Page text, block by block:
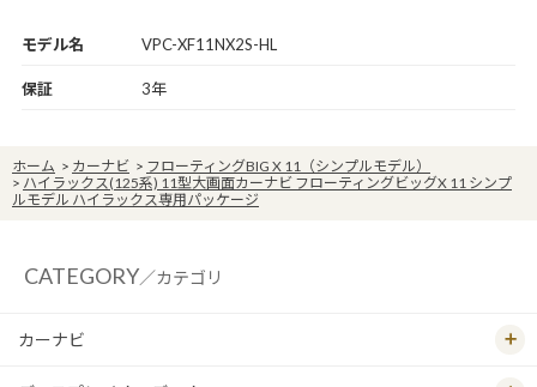
モデル名 VPC-XF11NX2S-HL
保証 3年
ホーム > カーナビ > フローティングBIG X 11（シンプルモデル）
> ハイラックス(125系) 11型大画面カーナビ フローティングビッグX 11 シンプ
ルモデル ハイラックス専用パッケージ
CATEGORY／カテゴリ
カーナビ